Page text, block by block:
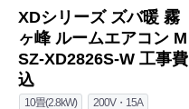
商品詳細はこちら
三菱
商品コード：MSZ-ZXV2826S-W-KJ